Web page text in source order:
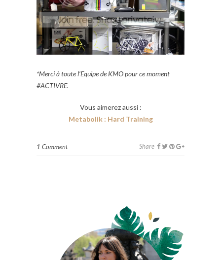
*Merci à toute l’Equipe de KMO pour ce moment
#ACTIVRE.
Vous aimerez aussi :
Metabolik : Hard Training
1 Comment Share